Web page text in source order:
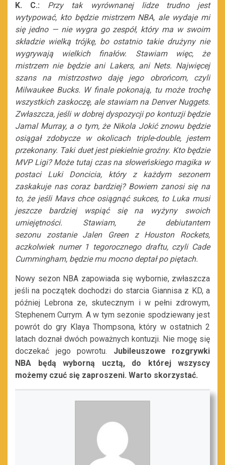
K. C.: Przy tak wyrównanej lidze trudno jest
wytypować, kto będzie mistrzem NBA, ale wydaje mi
się jedno — nie wygra go zespół, który ma w swoim
składzie wielką trójkę, bo ostatnio takie drużyny nie
wygrywają wielkich finałów. Stawiam więc, że
mistrzem nie będzie ani Lakers, ani Nets. Najwięcej
szans na mistrzostwo daję jego obrońcom, czyli
Milwaukee Bucks. W finale pokonają, tu może trochę
wszystkich zaskoczę, ale stawiam na Denver Nuggets.
Zwłaszcza, jeśli w dobrej dyspozycji po kontuzji będzie
Jamal Murray, a o tym, że Nikola Jokić znowu będzie
osiągał zdobycze w okolicach triple-double, jestem
przekonany. Taki duet jest piekielnie groźny. Kto będzie
MVP Ligi? Może tutaj czas na słoweńskiego magika w
postaci Luki Doncicia, który z każdym sezonem
zaskakuje nas coraz bardziej? Bowiem zanosi się na
to, że jeśli Mavs chce osiągnąć sukces, to Luka musi
jeszcze bardziej wspiąć się na wyżyny swoich
umiejętności. Stawiam, że debiutantem
sezonuzostanie Jalen Green z Houston Rockets,
aczkolwiek numer 1 tegorocznego draftu, czyli Cade
Cummingham, będzie mu mocno deptał po piętach.
Nowy sezon NBA zapowiada się wybornie, zwłaszcza
jeśli na początek dochodzi do starcia Giannisa z KD, a
później Lebrona ze, skutecznym i w pełni zdrowym,
Stephenem Currym. A w tym sezonie spodziewany jest
powrót do gry Klaya Thompsona, który w ostatnich 2
latach doznał dwóch poważnych kontuzji. Nie mogę się
doczekać jego powrotu. Jubileuszowe rozgrywki
NBA będą wyborną ucztą, do której wszyscy
możemy czuć się zaproszeni. Warto skorzystać.